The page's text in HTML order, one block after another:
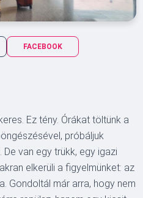
FACEBOOK
Ez tény. Órákat töltünk a
próbáljuk
van egy trükk, egy igazi
elkerüli a figyelmünket: az
Gondoltál már arra, hogy nem